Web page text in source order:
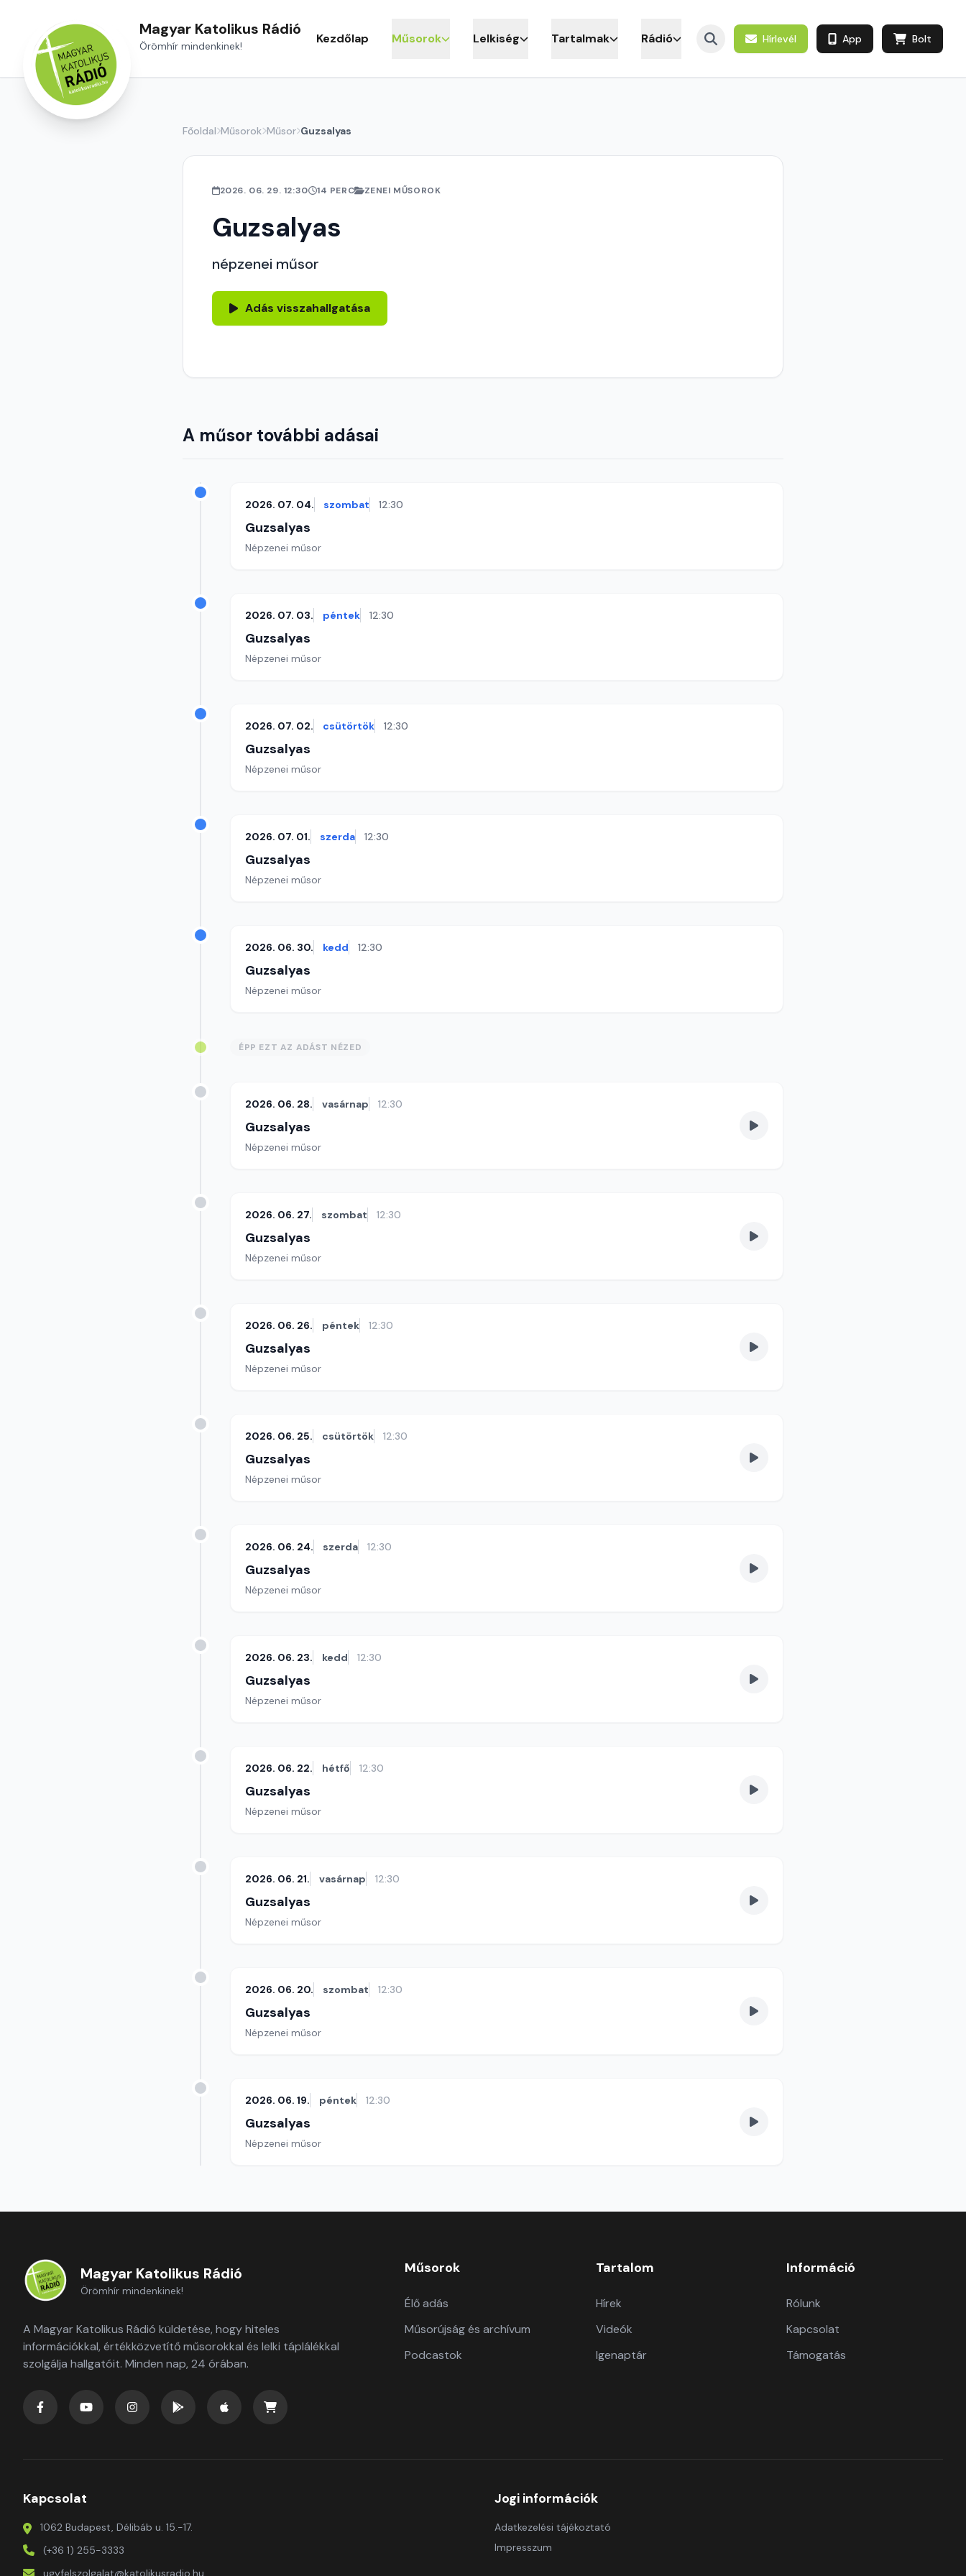
Magyar Katolikus Rádió
Örömhír mindenkinek! Kezdőlap Műsorok Lelkiség Tartalmak Rádió Hírlevél App Bolt
Főoldal Műsorok Műsor Guzsalyas
2026. 06. 29. 12:30 14 PERC ZENEI MŰSOROK
Guzsalyas
népzenei műsor
Adás visszahallgatása
A műsor további adásai
2026. 07. 04. szombat 12:30
Guzsalyas
Népzenei műsor
2026. 07. 03. péntek 12:30
Guzsalyas
Népzenei műsor
2026. 07. 02. csütörtök 12:30
Guzsalyas
Népzenei műsor
2026. 07. 01. szerda 12:30
Guzsalyas
Népzenei műsor
2026. 06. 30. kedd 12:30
Guzsalyas
Népzenei műsor
ÉPP EZT AZ ADÁST NÉZED
2026. 06. 28. vasárnap 12:30
Guzsalyas
Népzenei műsor
2026. 06. 27. szombat 12:30
Guzsalyas
Népzenei műsor
2026. 06. 26. péntek 12:30
Guzsalyas
Népzenei műsor
2026. 06. 25. csütörtök 12:30
Guzsalyas
Népzenei műsor
2026. 06. 24. szerda 12:30
Guzsalyas
Népzenei műsor
2026. 06. 23. kedd 12:30
Guzsalyas
Népzenei műsor
2026. 06. 22. hétfő 12:30
Guzsalyas
Népzenei műsor
2026. 06. 21. vasárnap 12:30
Guzsalyas
Népzenei műsor
2026. 06. 20. szombat 12:30
Guzsalyas
Népzenei műsor
2026. 06. 19. péntek 12:30
Guzsalyas
Népzenei műsor
Magyar Katolikus Rádió
Örömhír mindenkinek!
A Magyar Katolikus Rádió küldetése, hogy hiteles
információkkal, értékközvetítő műsorokkal és lelki táplálékkal
szolgálja hallgatóit. Minden nap, 24 órában.
Műsorok
Élő adás
Műsorújság és archívum
Podcastok
Tartalom
Hírek
Videók
Igenaptár
Információ
Rólunk
Kapcsolat
Támogatás
Kapcsolat
1062 Budapest, Délibáb u. 15.-17.
(+36 1) 255-3333
ugyfelszolgalat@katolikusradio.hu
Jogi információk
Adatkezelési tájékoztató
Impresszum